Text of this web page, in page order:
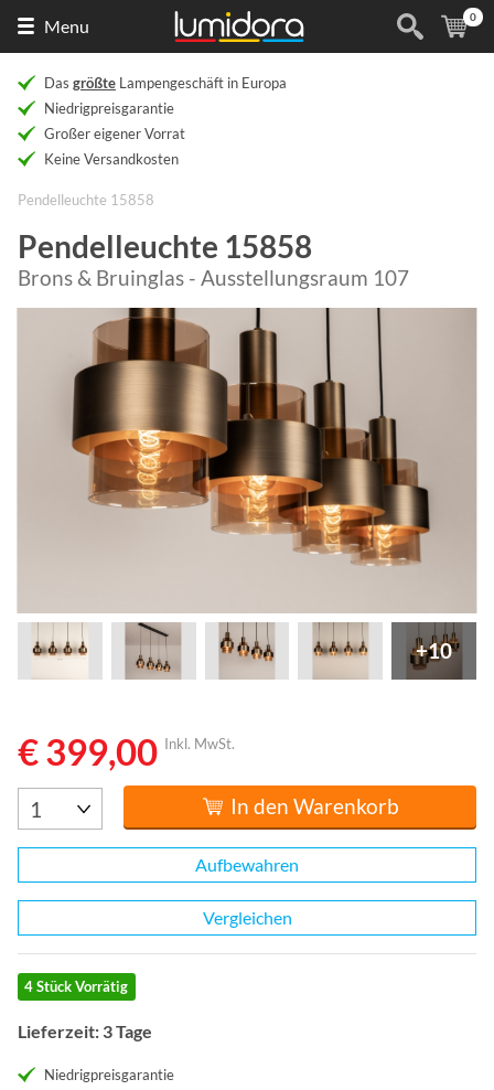
Menu (
0
Das größte Lampengeschäft in Europa
Niedrigpreisgarantie
Großer eigener Vorrat
Keine Versandkosten
Pendelleuchte 15858
Pendelleuchte 15858
Brons & Bruinglas - Ausstellungsraum 107
+10
€ 399,00 Inkl. MwSt.
In den Warenkorb
Aufbewahren
Vergleichen
4 Stück Vorrätig
Lieferzeit: 3 Tage
Niedrigpreisgarantie